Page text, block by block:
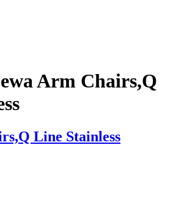
Arm Chairs,Q
Line Stainless